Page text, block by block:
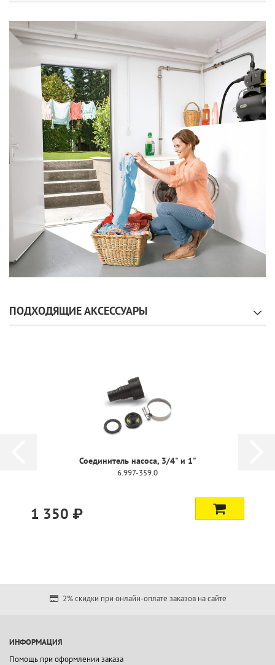
ПОДХОДЯЩИЕ АКСЕССУАРЫ
Соединитель насоса, 3/4" и 1"
6.997-359.0
1 350 ₽
2% скидки при онлайн-оплате заказов на сайте
ИНФОРМАЦИЯ
Помощь при оформлении заказа